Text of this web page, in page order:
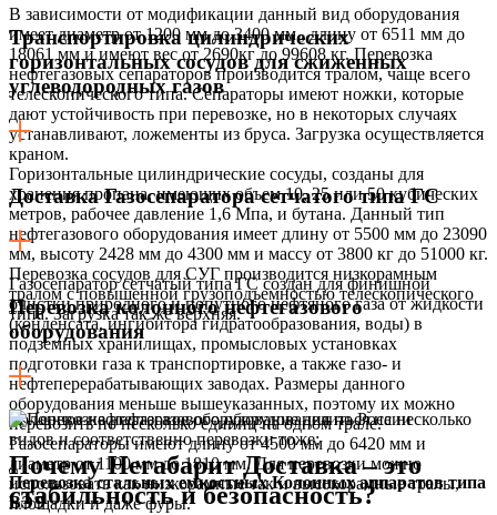
В зависимости от модификации данный вид оборудования
имеет диаметр от 1200 мм до 3400 мм , длину от 6511 мм до
18061 мм и имеют вес от 2690кг до 99608 кг. Перевозка
нефтегазовых сепараторов производится тралом, чаще всего
телескопического типа. Сепараторы имеют ножки, которые
дают устойчивость при перевозке, но в некоторых случаях
устанавливают, ложементы из бруса. Загрузка осуществляется
краном.
Транспортировка цилиндрических
горизонтальных сосудов для сжиженных
углеводородных газов
Горизонтальные цилиндрические сосуды, созданы для
хранения пропана, имеющих объем 10, 25 или 50 кубических
метров, рабочее давление 1,6 Мпа, и бутана. Данный тип
нефтегазового оборудования имеет длину от 5500 мм до 23090
мм, высоту 2428 мм до 4300 мм и массу от 3800 кг до 51000 кг.
Перевозка сосудов для СУГ производится низкорамным
тралом с повышенной грузоподъемностью телескопического
типа. Загрузка так же верхняя.
Доставка Газосепаратора сетчатого типа ГС
Газосепаратор сетчатый типа ГС создан для финишной
очистки природного и попутного нефтяного газа от жидкости
(конденсата, ингибитора гидратообразования, воды) в
подземных хранилищах, промысловых установках
подготовки газа к транспортировке, а также газо- и
нефтеперерабатывающих заводах. Размеры данного
оборудования меньше вышеуказанных, поэтому их можно
перевозить по несколько единиц на одном трале.
Газосепараторы имеют длину от 4500 мм до 6420 мм и
диаметр от 1100 мм до 1810 мм. Для перевозки можно
использовать как низкорамные так и высокорамные тралы,
площадки и даже фуры.
Перевозка колонного нефтегазового
оборудования
Колонное нефтегазовое оборудование делиться на несколько
видов и соответственно перевозки тоже:
Перевозка стальных емкостных Колонных аппаратов типа
ВЭЭ
Почему Негабарит Доставка – это
стабильность и безопасность?